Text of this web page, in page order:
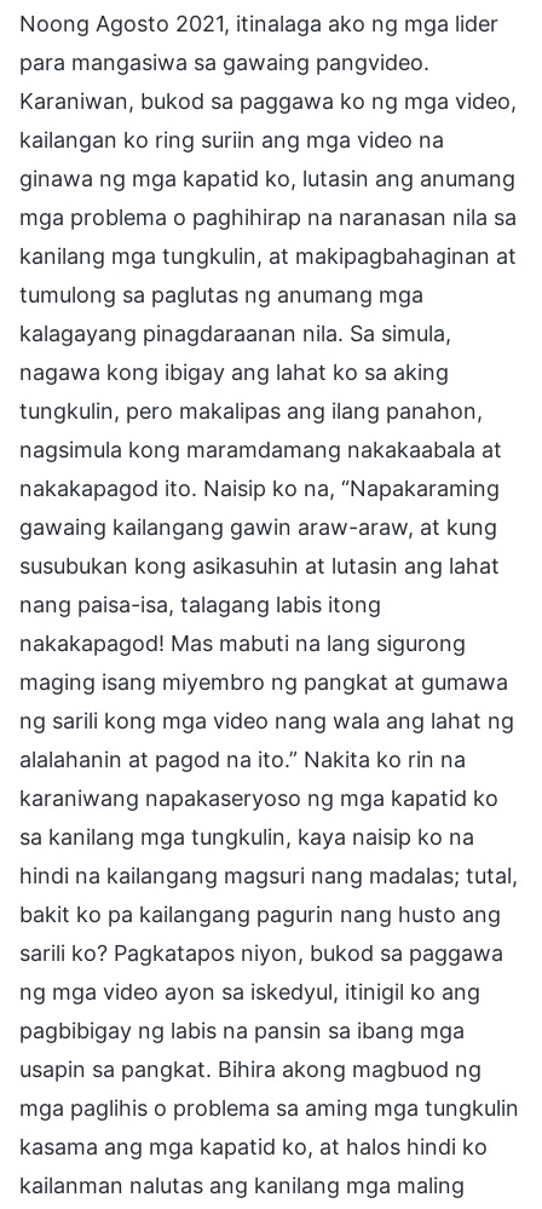
Noong Agosto 2021, itinalaga ako ng mga lider
para mangasiwa sa gawaing pangvideo.
Karaniwan, bukod sa paggawa ko ng mga video,
kailangan ko ring suriin ang mga video na
ginawa ng mga kapatid ko, lutasin ang anumang
mga problema o paghihirap na naranasan nila sa
kanilang mga tungkulin, at makipagbahaginan at
tumulong sa paglutas ng anumang mga
kalagayang pinagdaraanan nila. Sa simula,
nagawa kong ibigay ang lahat ko sa aking
tungkulin, pero makalipas ang ilang panahon,
nagsimula kong maramdamang nakakaabala at
nakakapagod ito. Naisip ko na, “Napakaraming
gawaing kailangang gawin araw-araw, at kung
susubukan kong asikasuhin at lutasin ang lahat
nang paisa-isa, talagang labis itong
nakakapagod! Mas mabuti na lang sigurong
maging isang miyembro ng pangkat at gumawa
ng sarili kong mga video nang wala ang lahat ng
alalahanin at pagod na ito.” Nakita ko rin na
karaniwang napakaseryoso ng mga kapatid ko
sa kanilang mga tungkulin, kaya naisip ko na
hindi na kailangang magsuri nang madalas; tutal,
bakit ko pa kailangang pagurin nang husto ang
sarili ko? Pagkatapos niyon, bukod sa paggawa
ng mga video ayon sa iskedyul, itinigil ko ang
pagbibigay ng labis na pansin sa ibang mga
usapin sa pangkat. Bihira akong magbuod ng
mga paglihis o problema sa aming mga tungkulin
kasama ang mga kapatid ko, at halos hindi ko
kailanman nalutas ang kanilang mga maling